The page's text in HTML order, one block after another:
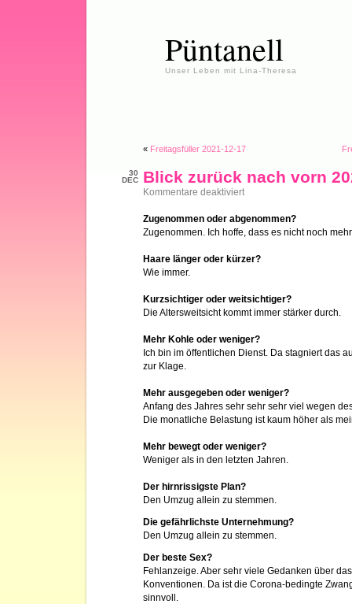
Püntanell
Unser Leben mit Lina-Theresa
« Freitagsfüller 2021-12-17
30
DEC
Blick zurück nach vorn
Kommentare deaktiviertfür
nach
vorn
Zugenommen oder abgenommen?
Zugenommen. Ich hoffe, dass es nicht noch
Haare länger oder kürzer?
Wie immer.
Kurzsichtiger oder weitsichtiger?
Die Altersweitsicht kommt immer stärker durch.
Mehr Kohle oder weniger?
Ich bin im öffentlichen Dienst. Da stagniert das
zur Klage.
Mehr ausgegeben oder weniger?
Anfang des Jahres sehr sehr sehr viel wegen
Die monatliche Belastung ist kaum höher als
Mehr bewegt oder weniger?
Weniger als in den letzten Jahren.
Der hirnrissigste Plan?
Den Umzug allein zu stemmen.
Die gefährlichste Unternehmung?
Den Umzug allein zu stemmen.
Der beste Sex?
Fehlanzeige. Aber sehr viele Gedanken über
Konventionen. Da ist die Corona-bedingte
sinnvoll.